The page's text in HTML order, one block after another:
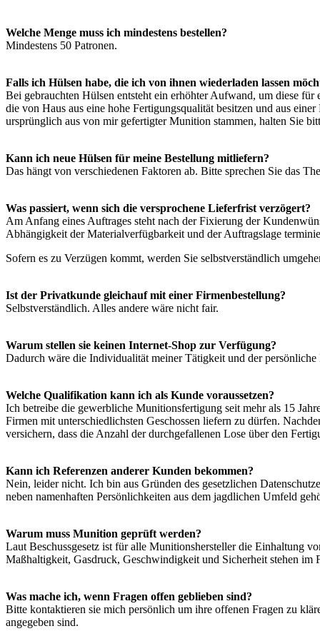
Welche Menge muss ich mindestens bestellen?
Mindestens 50 Patronen.
Falls ich Hülsen habe, die ich von ihnen wiederladen lassen
Bei gebrauchten Hülsen entsteht ein erhöhter Aufwand, um diese
die von Haus aus eine hohe Fertigungsqualität besitzen und aus
ursprünglich aus von mir gefertigter Munition stammen, halten Sie
Kann ich neue Hülsen für meine Bestellung mitliefern?
Das hängt von verschiedenen Faktoren ab. Bitte sprechen Sie das
Was passiert, wenn sich die versprochene Lieferfrist verzögert?
Am Anfang eines Auftrages steht nach der Fixierung der
Abhängigkeit der Materialverfügbarkeit und der Auftragslage
Sofern es zu Verzügen kommt, werden Sie selbstverständlich
Ist der Privatkunde gleichauf mit einer Firmenbestellung?
Selbstverständlich. Alles andere wäre nicht fair.
Warum stellen sie keinen Internet-Shop zur Verfügung?
Dadurch wäre die Individualität meiner Tätigkeit und der
Welche Qualifikation kann ich als Kunde voraussetzen?
Ich betreibe die gewerbliche Munitionsfertigung seit mehr als 15
Firmen mit unterschiedlichsten Geschossen liefern zu dürfen.
versichern, dass die Anzahl der durchgefallenen Lose über den
Kann ich Referenzen anderer Kunden bekommen?
Nein, leider nicht. Ich bin aus Gründen des gesetzlichen
neben namenhaften Persönlichkeiten aus dem jagdlichen Umfeld
Warum muss Munition geprüft werden?
Laut Beschussgesetz ist für alle Munitionshersteller die Einhaltung
Maßhaltigkeit, Gasdruck, Geschwindigkeit und Sicherheit stehen im
Was mache ich, wenn Fragen offen geblieben sind?
Bitte kontaktieren sie mich persönlich um ihre offenen Fragen zu
angegeben sind.